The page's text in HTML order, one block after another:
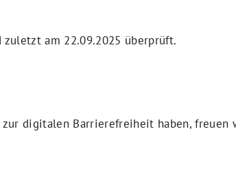
am 22.09.2025 überprüft.
digitalen Barrierefreiheit haben, freuen